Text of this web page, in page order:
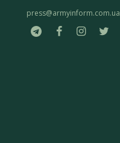
press@armyinform.com.ua